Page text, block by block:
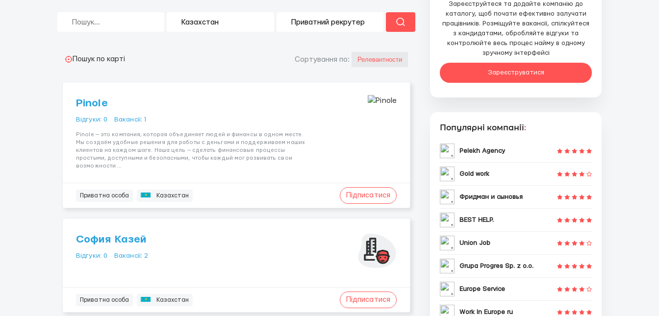
Пошук по карті Сортування по:
Pinole
Відгуки: 0 Вакансії: 1
Pinole — это компания, которая объединяет людей и финансы в одном месте.
Мы создаём удобные решения для работы с деньгами и поддерживаем наших
клиентов на каждом шаге. Наша цель — сделать финансовые процессы
простыми, доступными и безопасными, чтобы каждый мог развивать свои
возможности ...
Приватна особа Казахстан Підписатися
София Казей
Відгуки: 0 Вакансії: 2
Приватна особа Казахстан Підписатися
Зареєструйтеся та додайте компанію до
каталогу, щоб почати ефективно залучати
працівників. Розміщуйте вакансії, спілкуйтеся
з кандидатами, обробляйте відгуки та
контролюйте весь процес найму в одному
зручному інтерфейсі
Зареєструватися
Популярні компанії:
Pelekh Agency
Gold work
Фридман и сыновья
BEST HELP.
Union Job
Grupa Progres Sp. z o.o.
Europe Service
Work In Europe ru